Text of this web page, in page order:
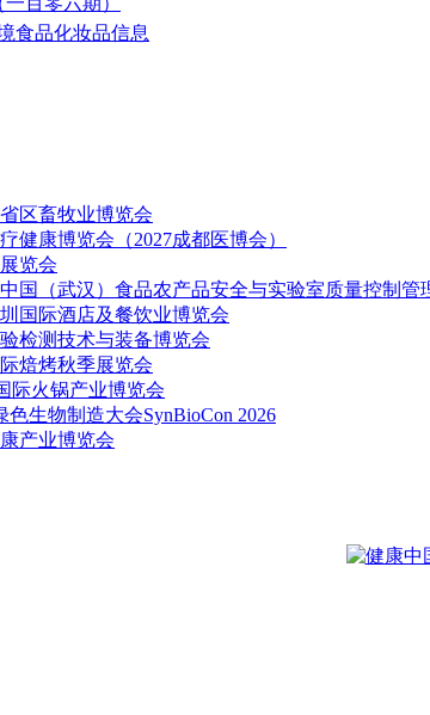
食品化妆品信息
区畜牧业博览会
健康博览会（2027成都医博会）
览会
国（武汉）食品农产品安全与实验室质量控制管
国际酒店及餐饮业博览会
检测技术与装备博览会
焙烤秋季展览会
际火锅产业博览会
生物制造大会SynBioCon 2026
产业博览会